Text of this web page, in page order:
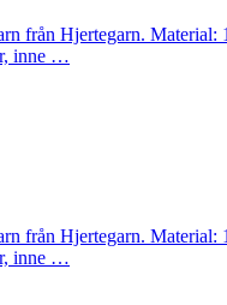
från Hjertegarn.
inne …
från Hjertegarn.
inne …